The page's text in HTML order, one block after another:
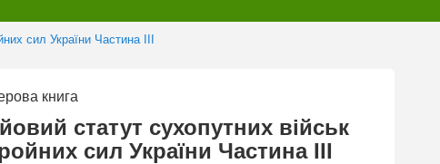
сил України Частина ІІІ
книга
статут сухопутних військ
сил України Частина ІІІ